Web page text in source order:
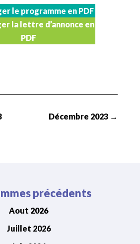
le programme en PDF
la lettre d’annonce en
PDF
Décembre 2023 →
précédents
Aout 2026
Juillet 2026